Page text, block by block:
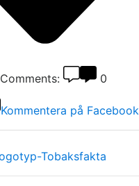
Comments: 0
Kommentera på Facebook